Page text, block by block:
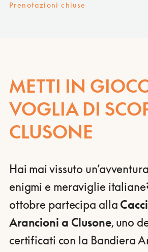
Prenotazioni chiuse
METTI IN
VOGLIA DI
CLUSONE
Hai mai vissuto
enigmi e meraviglie
ottobre partecipa alla
Arancioni a Clusone, uno
certificati con la Bandiera